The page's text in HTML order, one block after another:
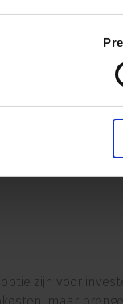
zijn voor